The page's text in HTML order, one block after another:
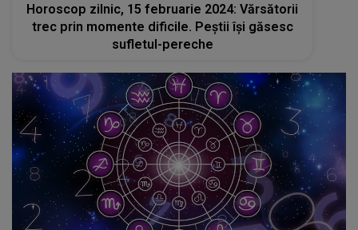
Horoscop zilnic, 15 februarie 2024: Vărsătorii
trec prin momente dificile. Peștii își găsesc
sufletul-pereche